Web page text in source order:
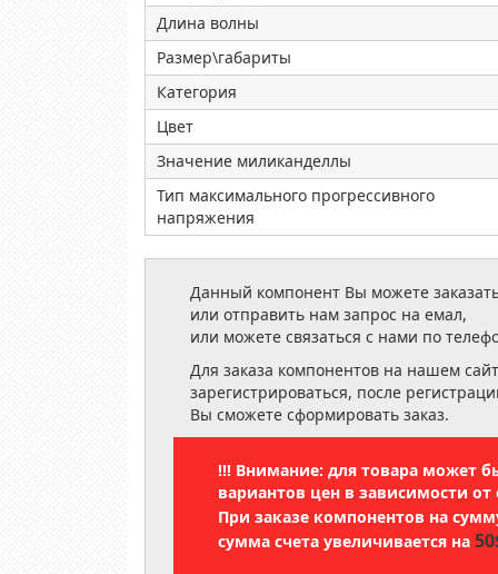
Длина волны
Размер\габариты
Категория
Цвет
Значение миликанделлы
Тип максимального прогрессивного
напряжения
Данный компонент Вы можете
или отправить нам запрос на емал,
или можете связаться с нами по
Для заказа компонентов на нашем
зарегистрироваться, после
Вы сможете сформировать заказ.
!!! Внимание: для товара может
вариантов цен в зависимости от
При заказе компонентов на
сумма счета увеличивается на